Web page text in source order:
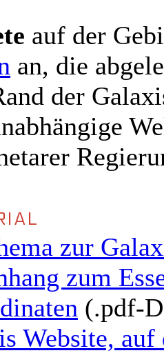
auf der
an, die
der
zur
zum
(.pdf-
Website, auf